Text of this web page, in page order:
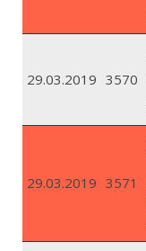
29.03.2019 3570
29.03.2019 3571